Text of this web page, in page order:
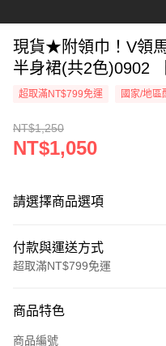
現貨★附領巾！V領
半身裙(共2色)0902
超取滿NT$799免運 國家/地區
NT$1,250
NT$1,050
請選擇商品選項
付款與運送方式
超取滿NT$799免運
信用卡一次付款
商品特色
商品編號